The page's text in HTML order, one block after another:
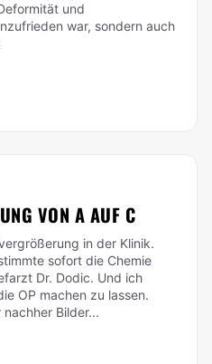
und
war, sondern auch
VON A AUF C
in der Klinik.
sofort die Chemie
Dr. Dodic. Und ich
OP machen zu lassen.
Bilder...